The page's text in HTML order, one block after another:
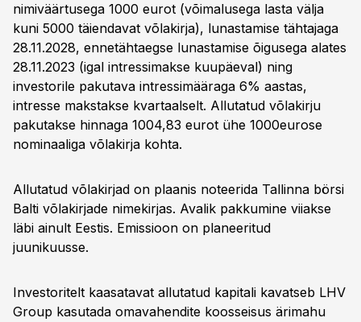
nimiväärtusega 1000 eurot (võimalusega lasta välja
kuni 5000 täiendavat võlakirja), lunastamise tähtajaga
28.11.2028, ennetähtaegse lunastamise õigusega alates
28.11.2023 (igal intressimakse kuupäeval) ning
investorile pakutava intressimääraga 6% aastas,
intresse makstakse kvartaalselt. Allutatud võlakirju
pakutakse hinnaga 1004,83 eurot ühe 1000eurose
nominaaliga võlakirja kohta.
Allutatud võlakirjad on plaanis noteerida Tallinna börsi
Balti võlakirjade nimekirjas. Avalik pakkumine viiakse
läbi ainult Eestis. Emissioon on planeeritud
juunikuusse.
Investoritelt kaasatavat allutatud kapitali kavatseb LHV
Group kasutada omavahendite koosseisus ärimahu